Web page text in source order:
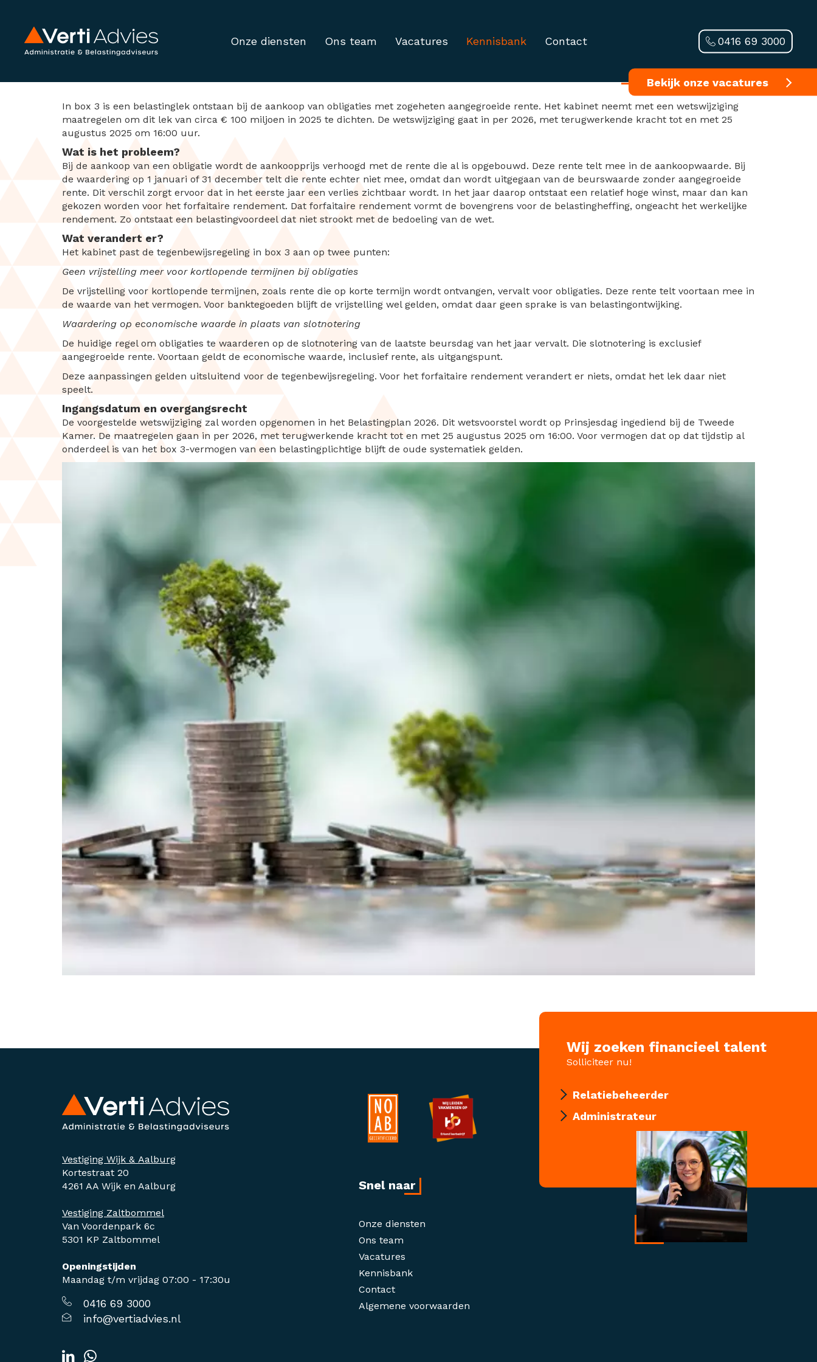
Onze diensten Ons team Vacatures Kennisbank Contact
Bekijk onze vacatures
0416 69 3000
Kabinet dicht belastinglek in box 3 bij obligaties
In box 3 is een belastinglek ontstaan bij de aankoop van obligaties met zogeheten aangegroeide rente. Het kabinet neemt met een wetswijziging
maatregelen om dit lek van circa € 100 miljoen in 2025 te dichten. De wetswijziging gaat in per 2026, met terugwerkende kracht tot en met 25
augustus 2025 om 16:00 uur.
Wat is het probleem?
Bij de aankoop van een obligatie wordt de aankoopprijs verhoogd met de rente die al is opgebouwd. Deze rente telt mee in de aankoopwaarde. Bij
de waardering op 1 januari of 31 december telt die rente echter niet mee, omdat dan wordt uitgegaan van de beurswaarde zonder aangegroeide
rente. Dit verschil zorgt ervoor dat in het eerste jaar een verlies zichtbaar wordt. In het jaar daarop ontstaat een relatief hoge winst, maar dan kan
gekozen worden voor het forfaitaire rendement. Dat forfaitaire rendement vormt de bovengrens voor de belastingheffing, ongeacht het werkelijke
rendement. Zo ontstaat een belastingvoordeel dat niet strookt met de bedoeling van de wet.
Wat verandert er?
Het kabinet past de tegenbewijsregeling in box 3 aan op twee punten:
Geen vrijstelling meer voor kortlopende termijnen bij obligaties
De vrijstelling voor kortlopende termijnen, zoals rente die op korte termijn wordt ontvangen, vervalt voor obligaties. Deze rente telt voortaan mee in
de waarde van het vermogen. Voor banktegoeden blijft de vrijstelling wel gelden, omdat daar geen sprake is van belastingontwijking.
Waardering op economische waarde in plaats van slotnotering
De huidige regel om obligaties te waarderen op de slotnotering van de laatste beursdag van het jaar vervalt. Die slotnotering is exclusief
aangegroeide rente. Voortaan geldt de economische waarde, inclusief rente, als uitgangspunt.
Deze aanpassingen gelden uitsluitend voor de tegenbewijsregeling. Voor het forfaitaire rendement verandert er niets, omdat het lek daar niet
speelt.
Ingangsdatum en overgangsrecht
De voorgestelde wetswijziging zal worden opgenomen in het Belastingplan 2026. Dit wetsvoorstel wordt op Prinsjesdag ingediend bij de Tweede
Kamer. De maatregelen gaan in per 2026, met terugwerkende kracht tot en met 25 augustus 2025 om 16:00. Voor vermogen dat op dat tijdstip al
onderdeel is van het box 3-vermogen van een belastingplichtige blijft de oude systematiek gelden.
Wij zoeken financieel talent
Solliciteer nu!
Relatiebeheerder
Administrateur
Vestiging Wijk & Aalburg
Kortestraat 20
4261 AA Wijk en Aalburg
Vestiging Zaltbommel
Van Voordenpark 6c
5301 KP Zaltbommel
Openingstijden
Maandag t/m vrijdag 07:00 - 17:30u
0416 69 3000
info@vertiadvies.nl
Snel naar
Onze diensten
Ons team
Vacatures
Kennisbank
Contact
Algemene voorwaarden